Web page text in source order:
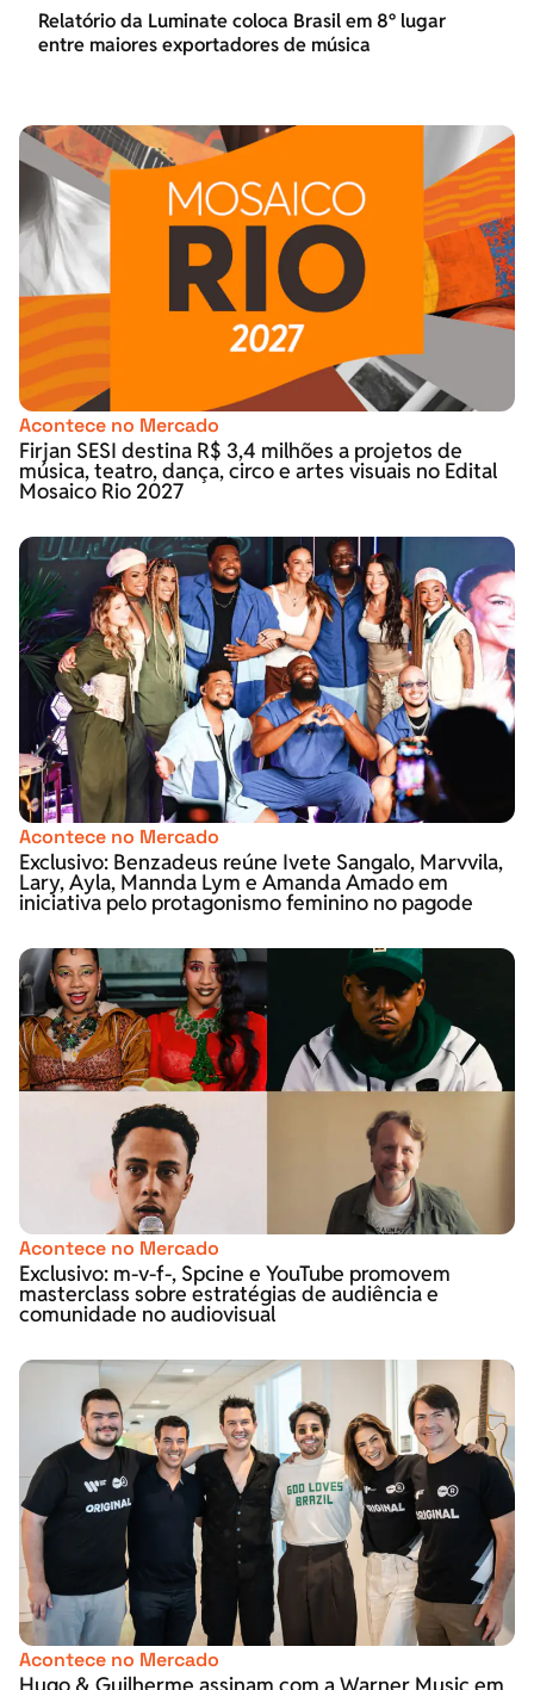
Relatório da Luminate coloca Brasil em 8º lugar
entre maiores exportadores de música
Acontece no Mercado
Firjan SESI destina R$ 3,4 milhões a projetos de
música, teatro, dança, circo e artes visuais no Edital
Mosaico Rio 2027
Acontece no Mercado
Exclusivo: Benzadeus reúne Ivete Sangalo, Marvvila,
Lary, Ayla, Mannda Lym e Amanda Amado em
iniciativa pelo protagonismo feminino no pagode
Acontece no Mercado
Exclusivo: m-v-f-, Spcine e YouTube promovem
masterclass sobre estratégias de audiência e
comunidade no audiovisual
Acontece no Mercado